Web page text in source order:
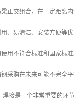
正交组合，在一定距离
、易清洁、安装方便等
用不符合标准和国家标
采购在未来可能不完全
接是一个非常重要的环